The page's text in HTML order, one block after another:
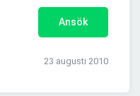
Ansök
23 augusti 2010